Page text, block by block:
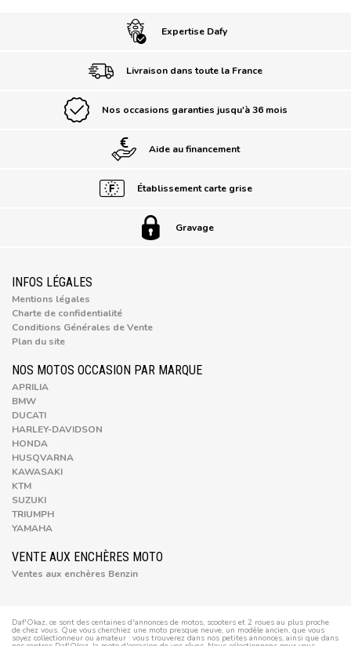
Expertise Dafy
Livraison dans toute la France
Nos occasions garanties jusqu'à 36 mois
Aide au financement
Établissement carte grise
Gravage
INFOS LÉGALES
Mentions légales
Charte de confidentialité
Conditions Générales de Vente
Plan du site
NOS MOTOS OCCASION PAR MARQUE
APRILIA
BMW
DUCATI
HARLEY-DAVIDSON
HONDA
HUSQVARNA
KAWASAKI
KTM
SUZUKI
TRIUMPH
YAMAHA
VENTE AUX ENCHÈRES MOTO
Ventes aux enchères Benzin
Daf'Okaz, ce sont des centaines d'annonces de motos, scooters et 2 roues au plus proche
de chez vous. Que vous cherchiez une moto presque neuve, un modèle ancien, que vous
soyez collectionneur ou amateur : vous trouverez dans nos petites annonces, ainsi que dans